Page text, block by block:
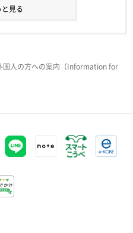
と見る
国人の方への案内（Information for